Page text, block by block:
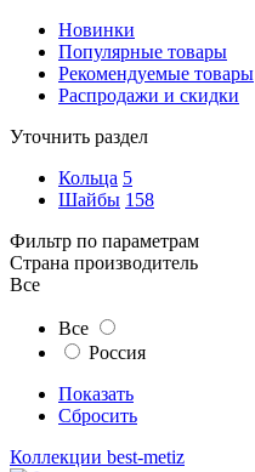
Новинки
Популярные товары
Рекомендуемые товары
Распродажи и скидки
Уточнить раздел
Кольца 5
Шайбы 158
Фильтр по параметрам
Страна производитель
Все
Все
Россия
Показать
Сбросить
Коллекции best-metiz